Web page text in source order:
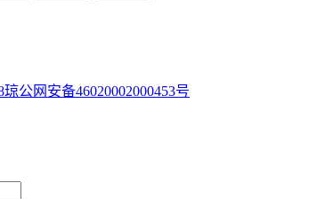
琼公网安备46020002000453号